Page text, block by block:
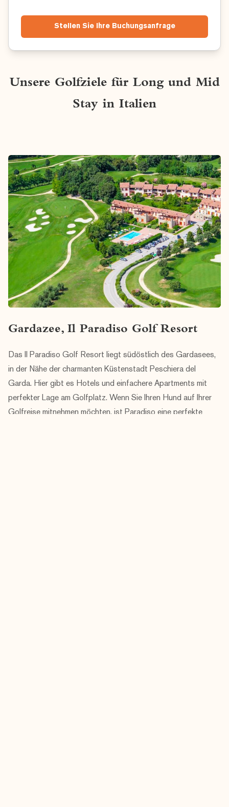
Stellen Sie Ihre Buchungsanfrage
Unsere Golfziele für Long und Mid
Stay in Italien
Gardazee, Il Paradiso Golf Resort
Das Il Paradiso Golf Resort liegt südöstlich des Gardasees,
in der Nähe der charmanten Küstenstadt Peschiera del
Garda. Hier gibt es Hotels und einfachere Apartments mit
perfekter Lage am Golfplatz. Wenn Sie Ihren Hund auf Ihrer
Golfreise mitnehmen möchten, ist Paradiso eine perfekte